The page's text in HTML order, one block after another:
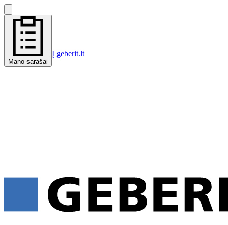
Mano sąrašai
Į geberit.lt